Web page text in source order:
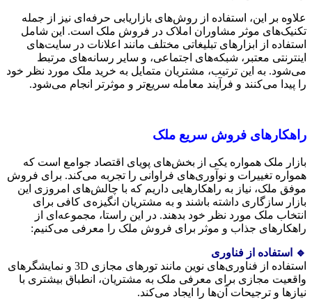
علاوه بر این، استفاده از روش‌های بازاریابی حرفه‌ای نیز از جمله
تکنیک‌های موثر مشاوران املاک در فروش ملک است. این شامل
استفاده از ابزارهای تبلیغاتی مختلف مانند اعلانات در سایت‌های
اینترنتی معتبر، شبکه‌های اجتماعی، و سایر رسانه‌های مرتبط
می‌شود. به این ترتیب، مشتریان متمایل به خرید ملک مورد نظر خود
را پیدا می‌کنند و فرآیند معامله سریع‌تر و موثرتر انجام می‌شود.
راهکارهای فروش سریع ملک
بازار ملک همواره یکی از بخش‌های پویای اقتصاد جوامع است که
همواره تغییرات و نوآوری‌های فراوانی را تجربه می‌کند. برای فروش
موفق ملک، نیاز به راهکارهایی داریم که با چالش‌های امروزی این
بازار سازگاری داشته باشند و به مشتریان انگیزه‌ی کافی برای
انتخاب ملک مورد نظر خود بدهند. در این راستا، مجموعه‌ای از
راهکارهای جذاب و موثر برای فروش ملک را معرفی می‌کنیم:
🔹 استفاده از فناوری
استفاده از فناوری‌های نوین مانند تورهای مجازی 3D و نمایشگرهای
واقعیت مجازی برای معرفی ملک به مشتریان، انطباق بیشتری با
نیازها و ترجیحات آن‌ها را ایجاد می‌کند.